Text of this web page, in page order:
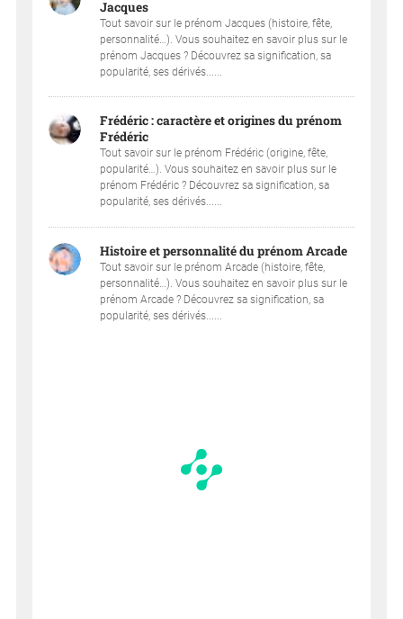
Jacques
Tout savoir sur le prénom Jacques (histoire, fête,
personnalité…). Vous souhaitez en savoir plus sur le
prénom Jacques ? Découvrez sa signification, sa
popularité, ses dérivés......
Frédéric : caractère et origines du prénom
Frédéric
Tout savoir sur le prénom Frédéric (origine, fête,
popularité…). Vous souhaitez en savoir plus sur le
prénom Frédéric ? Découvrez sa signification, sa
popularité, ses dérivés......
Histoire et personnalité du prénom Arcade
Tout savoir sur le prénom Arcade (histoire, fête,
personnalité…). Vous souhaitez en savoir plus sur le
prénom Arcade ? Découvrez sa signification, sa
popularité, ses dérivés......